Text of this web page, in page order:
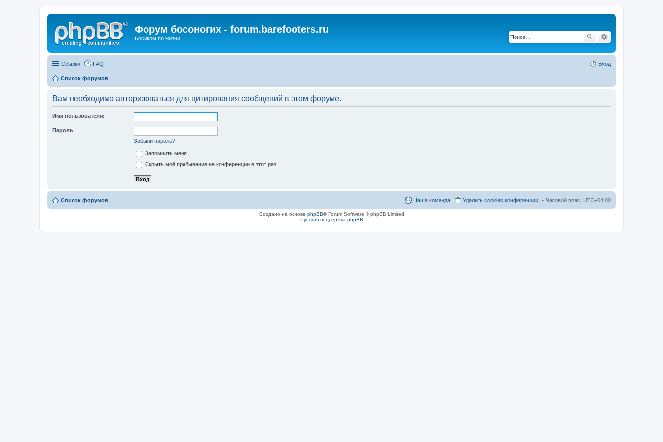
Форум босоногих - forum.barefooters.ru
Босиком по жизни
Ссылки FAQ Вход
Список форумов
Вам необходимо авторизоваться для цитирования сообщений в этом форуме.
Имя пользователя:
Пароль:
Забыли пароль?
Запомнить меня
Скрыть моё пребывание на конференции в этот раз
Список форумов Часовой пояс: UTC+04:00
Удалить cookies конференции
Наша команда
Создано на основе phpBB® Forum Software © phpBB Limited
Русская поддержка phpBB